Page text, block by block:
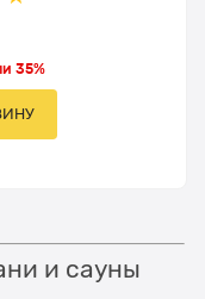
35%
и сауны